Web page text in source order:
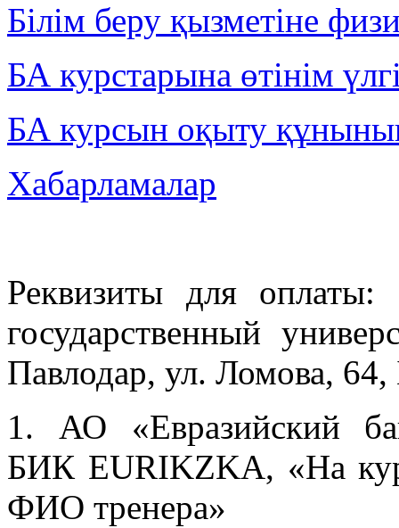
Білім беру қызметіне
БА курстарына өтінім
БА курсын оқыту
Хабарламалар
Реквизиты для
государственный
Павлодар, ул. Ломова,
1. АО «Евразийский
БИК EURIKZKA, «На
ФИО тренера»